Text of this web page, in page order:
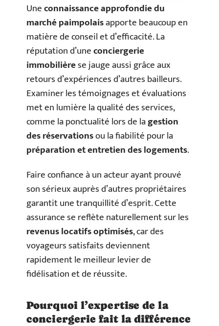
Uneconnaissance approfondie du
marché paimpolaisapporte beaucoup en
matière de conseil et d’efficacité. La
réputation d’uneconciergerie
immobilièrese jauge aussi grâce aux
retours d’expériences d’autres bailleurs.
Examiner les témoignages et évaluations
met en lumière la qualité des services,
comme la ponctualité lors de lagestion
des réservationsou la fiabilité pour la
préparation et entretien des logements.
Faire confiance à un acteur ayant prouvé
son sérieux auprès d’autres propriétaires
garantit une tranquillité d’esprit. Cette
assurance se reflète naturellement sur les
revenus locatifs optimisés, car des
voyageurs satisfaits deviennent
rapidement le meilleur levier de
fidélisation et de réussite.
Pourquoi l’expertise de la
conciergerie fait la différence